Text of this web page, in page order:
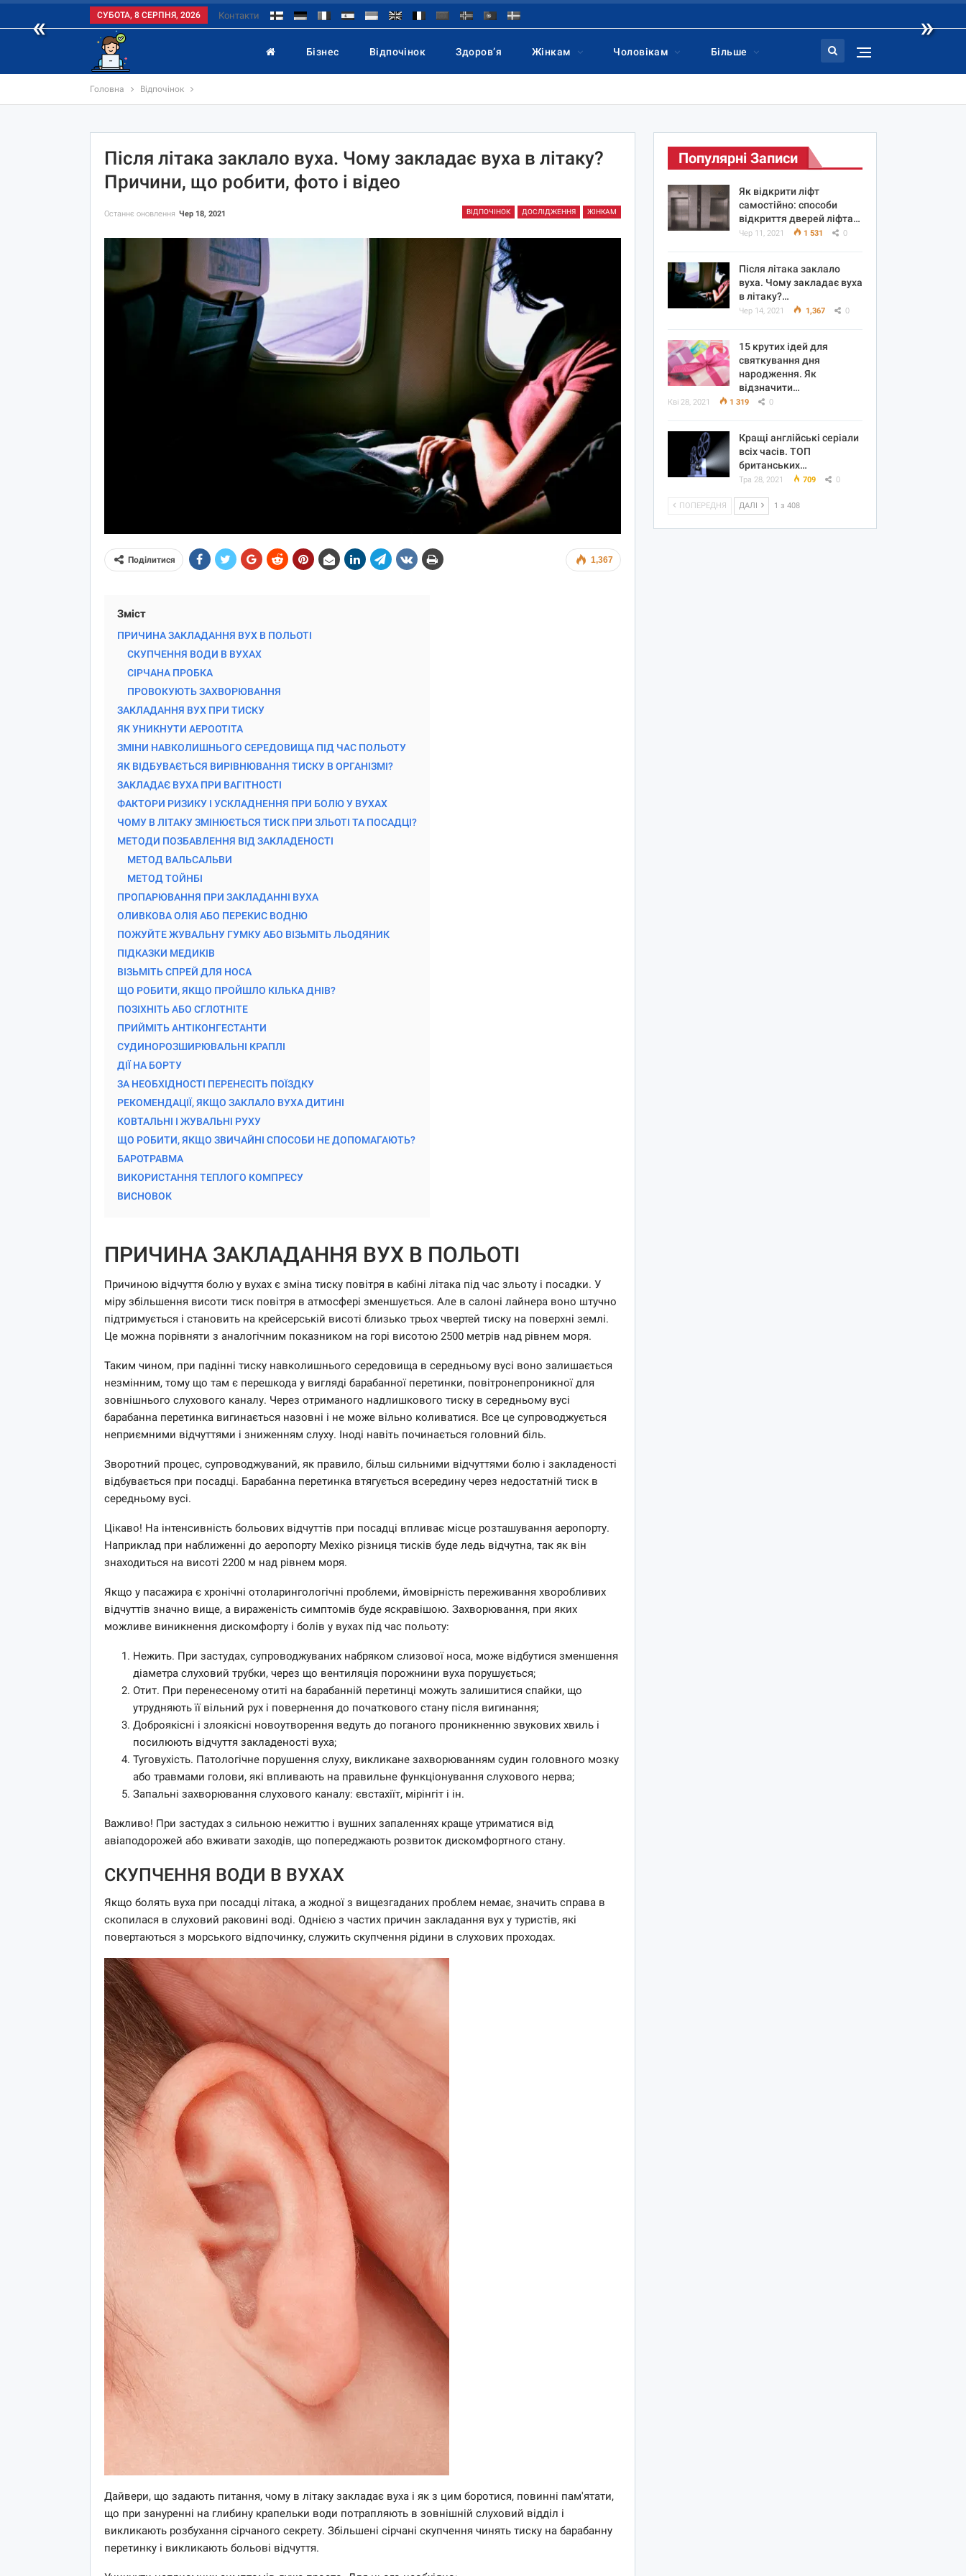
« »
СУБОТА, 8 СЕРПНЯ, 2026 Контакти
Бізнес Відпочінок Здоров’я Жінкам Чоловікам Більше
Головна Відпочінок
Після літака заклало вуха. Чому закладає вуха в літаку?
Причини, що робити, фото і відео
ВІДПОЧІНОК ДОСЛІДЖЕННЯ ЖІНКАМ
Останнє оновлення Чер 18, 2021
1,367
Поділитися
Зміст
ПРИЧИНА ЗАКЛАДАННЯ ВУХ В ПОЛЬОТІ
СКУПЧЕННЯ ВОДИ В ВУХАХ
СІРЧАНА ПРОБКА
ПРОВОКУЮТЬ ЗАХВОРЮВАННЯ
ЗАКЛАДАННЯ ВУХ ПРИ ТИСКУ
ЯК УНИКНУТИ АЕРООТІТА
ЗМІНИ НАВКОЛИШНЬОГО СЕРЕДОВИЩА ПІД ЧАС ПОЛЬОТУ
ЯК ВІДБУВАЄТЬСЯ ВИРІВНЮВАННЯ ТИСКУ В ОРГАНІЗМІ?
ЗАКЛАДАЄ ВУХА ПРИ ВАГІТНОСТІ
ФАКТОРИ РИЗИКУ І УСКЛАДНЕННЯ ПРИ БОЛЮ У ВУХАХ
ЧОМУ В ЛІТАКУ ЗМІНЮЄТЬСЯ ТИСК ПРИ ЗЛЬОТІ ТА ПОСАДЦІ?
МЕТОДИ ПОЗБАВЛЕННЯ ВІД ЗАКЛАДЕНОСТІ
МЕТОД ВАЛЬСАЛЬВИ
МЕТОД ТОЙНБІ
ПРОПАРЮВАННЯ ПРИ ЗАКЛАДАННІ ВУХА
ОЛИВКОВА ОЛІЯ АБО ПЕРЕКИС ВОДНЮ
ПОЖУЙТЕ ЖУВАЛЬНУ ГУМКУ АБО ВІЗЬМІТЬ ЛЬОДЯНИК
ПІДКАЗКИ МЕДИКІВ
ВІЗЬМІТЬ СПРЕЙ ДЛЯ НОСА
ЩО РОБИТИ, ЯКЩО ПРОЙШЛО КІЛЬКА ДНІВ?
ПОЗІХНІТЬ АБО СГЛОТНІТЕ
ПРИЙМІТЬ АНТІКОНГЕСТАНТИ
СУДИНОРОЗШИРЮВАЛЬНІ КРАПЛІ
ДІЇ НА БОРТУ
ЗА НЕОБХІДНОСТІ ПЕРЕНЕСІТЬ ПОЇЗДКУ
РЕКОМЕНДАЦІЇ, ЯКЩО ЗАКЛАЛО ВУХА ДИТИНІ
КОВТАЛЬНІ І ЖУВАЛЬНІ РУХУ
ЩО РОБИТИ, ЯКЩО ЗВИЧАЙНІ СПОСОБИ НЕ ДОПОМАГАЮТЬ?
БАРОТРАВМА
ВИКОРИСТАННЯ ТЕПЛОГО КОМПРЕСУ
ВИСНОВОК
ПРИЧИНА ЗАКЛАДАННЯ ВУХ В ПОЛЬОТІ
Причиною відчуття болю у вухах є зміна тиску повітря в кабіні літака під час зльоту і посадки. У
міру збільшення висоти тиск повітря в атмосфері зменшується. Але в салоні лайнера воно штучно
підтримується і становить на крейсерській висоті близько трьох чвертей тиску на поверхні землі.
Це можна порівняти з аналогічним показником на горі висотою 2500 метрів над рівнем моря.
Таким чином, при падінні тиску навколишнього середовища в середньому вусі воно залишається
незмінним, тому що там є перешкода у вигляді барабанної перетинки, повітронепроникної для
зовнішнього слухового каналу. Через отриманого надлишкового тиску в середньому вусі
барабанна перетинка вигинається назовні і не може вільно коливатися. Все це супроводжується
неприємними відчуттями і зниженням слуху. Іноді навіть починається головний біль.
Зворотний процес, супроводжуваний, як правило, більш сильними відчуттями болю і закладеності
відбувається при посадці. Барабанна перетинка втягується всередину через недостатній тиск в
середньому вусі.
Цікаво! На інтенсивність больових відчуттів при посадці впливає місце розташування аеропорту.
Наприклад при наближенні до аеропорту Мехіко різниця тисків буде ледь відчутна, так як він
знаходиться на висоті 2200 м над рівнем моря.
Якщо у пасажира є хронічні отоларингологічні проблеми, ймовірність переживання хворобливих
відчуттів значно вище, а вираженість симптомів буде яскравішою. Захворювання, при яких
можливе виникнення дискомфорту і болів у вухах під час польоту:
Нежить. При застудах, супроводжуваних набряком слизової носа, може відбутися зменшення
діаметра слуховий трубки, через що вентиляція порожнини вуха порушується;
Отит. При перенесеному отиті на барабанній перетинці можуть залишитися спайки, що
утрудняють її вільний рух і повернення до початкового стану після вигинання;
Доброякісні і злоякісні новоутворення ведуть до поганого проникненню звукових хвиль і
посилюють відчуття закладеності вуха;
Туговухість. Патологічне порушення слуху, викликане захворюванням судин головного мозку
або травмами голови, які впливають на правильне функціонування слухового нерва;
Запальні захворювання слухового каналу: євстахіїт, мірінгіт і ін.
Важливо! При застудах з сильною нежиттю і вушних запаленнях краще утриматися від
авіаподорожей або вживати заходів, що попереджають розвиток дискомфортного стану.
СКУПЧЕННЯ ВОДИ В ВУХАХ
Якщо болять вуха при посадці літака, а жодної з вищезгаданих проблем немає, значить справа в
скопилася в слуховий раковині воді. Однією з частих причин закладання вух у туристів, які
повертаються з морського відпочинку, служить скупчення рідини в слухових проходах.
Дайвери, що задають питання, чому в літаку закладає вуха і як з цим боротися, повинні пам'ятати,
що при зануренні на глибину крапельки води потрапляють в зовнішній слуховий відділ і
викликають розбухання сірчаного секрету. Збільшені сірчані скупчення чинять тиску на барабанну
перетинку і викликають больові відчуття.
Популярні Записи
Як відкрити ліфт
самостійно: способи
відкриття дверей ліфта…
Чер 11, 2021 1 531 0
Після літака заклало
вуха. Чому закладає вуха
в літаку?…
Чер 14, 2021 1,367 0
15 крутих ідей для
святкування дня
народження. Як
відзначити…
Кві 28, 2021 1 319 0
Кращі англійські серіали
всіх часів. ТОП
британських…
Тра 28, 2021 709 0
ПОПЕРЕДНЯ ДАЛІ 1 з 408